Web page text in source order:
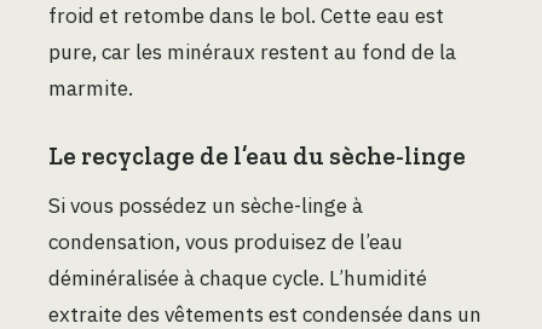
froid et retombe dans le bol. Cette eau est
pure, car les minéraux restent au fond de la
marmite.
Le recyclage de l’eau du sèche-linge
Si vous possédez un sèche-linge à
condensation, vous produisez de l’eau
déminéralisée à chaque cycle. L’humidité
extraite des vêtements est condensée dans un